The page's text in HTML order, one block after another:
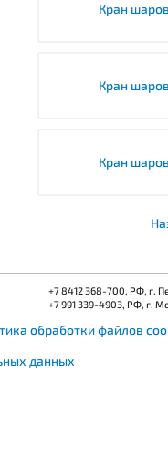
Кран
Кран
Кран
+7 8412 368-700, РФ, г.
+7 991 339-4903, РФ, г.
обработки файлов
данных